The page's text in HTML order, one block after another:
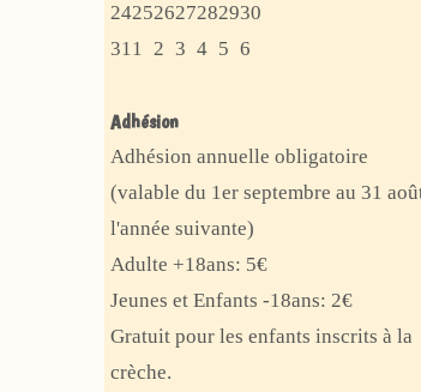
20262026202620262026
2026
août
2026
août
2026
août
2026
août
2026
août
2026
août
2026
2424
août
2525
août
2626
août
2727
août
2828
août
2929
août
30
3131
2026
1
2026
2
2026
3 44 5 6
Adhésion
Adhésion annuelle obligatoire
(valable du 1er septembre au 31
l'année suivante)
Adulte +18ans: 5€
Jeunes et Enfants -18ans: 2€
Gratuit pour les enfants inscrits à la
crèche.